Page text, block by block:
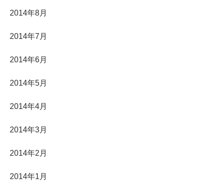
2014年8月
2014年7月
2014年6月
2014年5月
2014年4月
2014年3月
2014年2月
2014年1月